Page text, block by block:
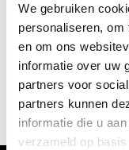
We gebruiken
personaliseren,
en om ons
informatie over uw
partners voor
partners kunnen
informatie die u
verzameld op
Een leeuw met een
het water. Een
wordt een boeiend
Vrouwentroost te
boze Wim Kan echt